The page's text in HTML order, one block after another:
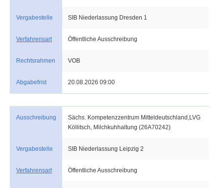
Vergabestelle SIB Niederlassung Dresden 1
Verfahrensart Öffentliche Ausschreibung
Rechtsrahmen VOB
Abgabefrist 20.08.2026 09:00
Ausschreibung
Sächs. Kompetenzzentrum Mitteldeutschland,LVG
Köllitsch, Milchkuhhaltung (26A70242)
Vergabestelle SIB Niederlassung Leipzig 2
Verfahrensart Öffentliche Ausschreibung